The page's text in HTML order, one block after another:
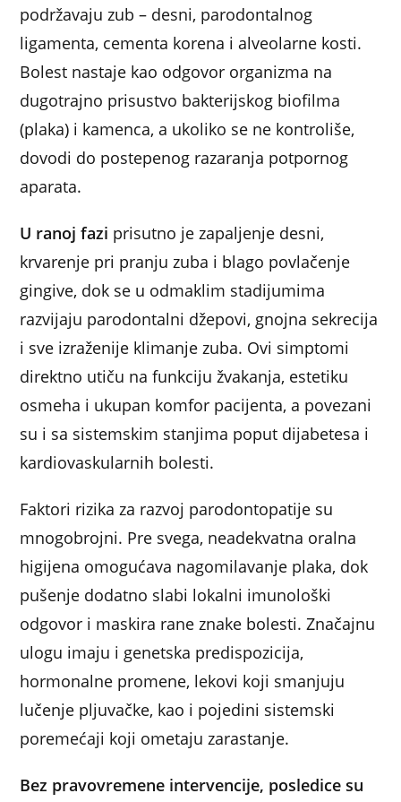
podržavaju zub – desni, parodontalnog
ligamenta, cementa korena i alveolarne kosti.
Bolest nastaje kao odgovor organizma na
dugotrajno prisustvo bakterijskog biofilma
(plaka) i kamenca, a ukoliko se ne kontroliše,
dovodi do postepenog razaranja potpornog
aparata.
U ranoj fazi prisutno je zapaljenje desni,
krvarenje pri pranju zuba i blago povlačenje
gingive, dok se u odmaklim stadijumima
razvijaju parodontalni džepovi, gnojna sekrecija
i sve izraženije klimanje zuba. Ovi simptomi
direktno utiču na funkciju žvakanja, estetiku
osmeha i ukupan komfor pacijenta, a povezani
su i sa sistemskim stanjima poput dijabetesa i
kardiovaskularnih bolesti.
Faktori rizika za razvoj parodontopatije su
mnogobrojni. Pre svega, neadekvatna oralna
higijena omogućava nagomilavanje plaka, dok
pušenje dodatno slabi lokalni imunološki
odgovor i maskira rane znake bolesti. Značajnu
ulogu imaju i genetska predispozicija,
hormonalne promene, lekovi koji smanjuju
lučenje pljuvačke, kao i pojedini sistemski
poremećaji koji ometaju zarastanje.
Bez pravovremene intervencije, posledice su